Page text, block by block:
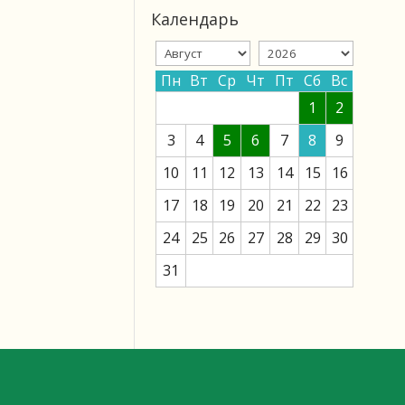
Календарь
Пн Вт Ср Чт Пт Сб Вс
1
2
3
4 5 6 7 8
9
10
11 12 13 14 15
16
17
18 19 20 21 22
23
24
25 26 27 28 29 30
31